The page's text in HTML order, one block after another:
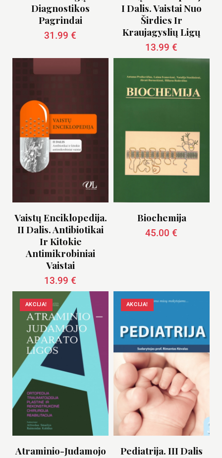
Diagnostikos
Pagrindai
31.99 €
I Dalis. Vaistai Nuo
Širdies Ir
Kraujagyslių Ligų
13.99 €
Vaistų Enciklopedija.
II Dalis. Antibiotikai
Ir Kitokie
Antimikrobiniai
Vaistai
13.99 €
Biochemija
45.00 €
AKCIJA!
Atraminio-Judamojo
AKCIJA!
Pediatrija. III Dalis